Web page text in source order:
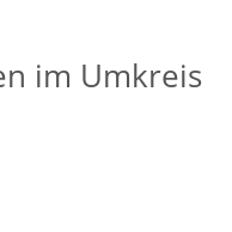
im Umkreis